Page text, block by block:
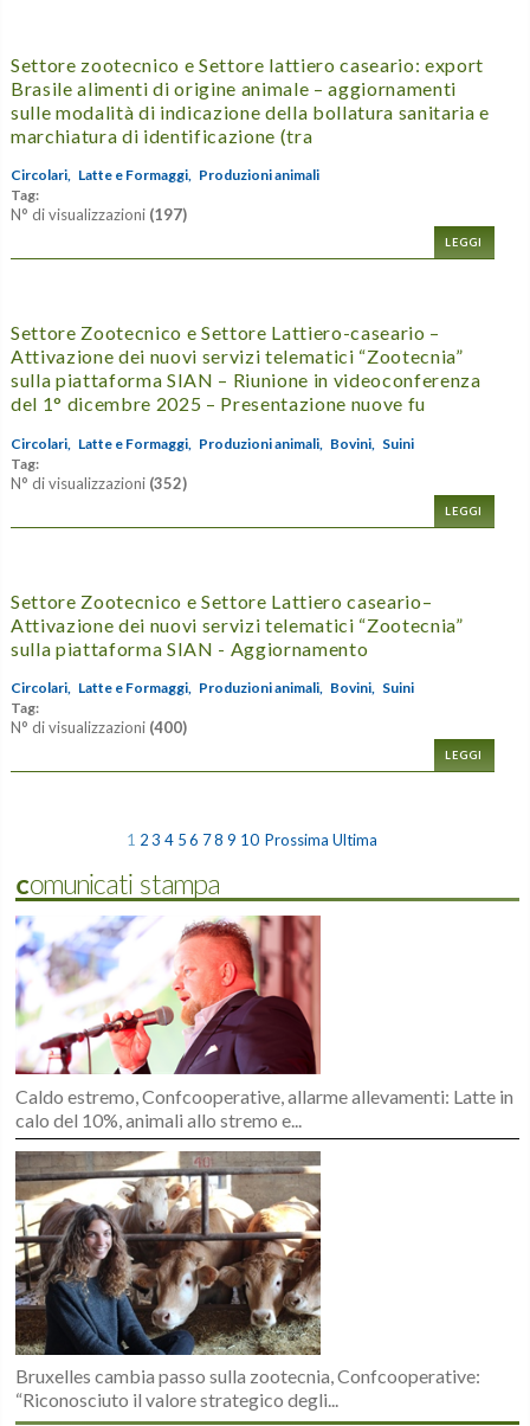
Settore zootecnico e Settore lattiero caseario: export
Brasile alimenti di origine animale – aggiornamenti
sulle modalità di indicazione della bollatura sanitaria e
marchiatura di identificazione (tra
Circolari, Latte e Formaggi, Produzioni animali
Tag:
N° di visualizzazioni (197)
LEGGI
Settore Zootecnico e Settore Lattiero-caseario –
Attivazione dei nuovi servizi telematici “Zootecnia”
sulla piattaforma SIAN – Riunione in videoconferenza
del 1° dicembre 2025 – Presentazione nuove fu
Circolari, Latte e Formaggi, Produzioni animali, Bovini,
Suini
Tag:
N° di visualizzazioni (352)
LEGGI
Settore Zootecnico e Settore Lattiero caseario–
Attivazione dei nuovi servizi telematici “Zootecnia”
sulla piattaforma SIAN - Aggiornamento
Circolari, Latte e Formaggi, Produzioni animali, Bovini,
Suini
Tag:
N° di visualizzazioni (400)
LEGGI
1 2 3 4 5 6 78 9 10 Prossima Ultima
Comunicati stampa
Caldo estremo, Confcooperative, allarme allevamenti: Latte in
calo del 10%, animali allo stremo e...
Bruxelles cambia passo sulla zootecnia, Confcooperative:
“Riconosciuto il valore strategico degli...